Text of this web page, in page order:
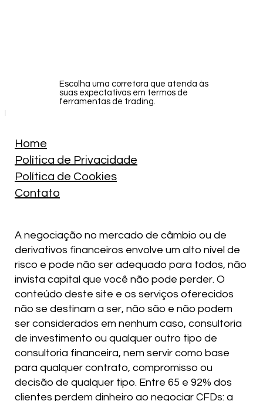
Escolha uma corretora que atenda às
suas expectativas em termos de
ferramentas de trading.
Home
Política de Privacidade
Política de Cookies
Contato
A negociação no mercado de câmbio ou de
derivativos financeiros envolve um alto nível de
risco e pode não ser adequado para todos, não
invista capital que você não pode perder. O
conteúdo deste site e os serviços oferecidos
não se destinam a ser, não são e não podem
ser considerados em nenhum caso, consultoria
de investimento ou qualquer outro tipo de
consultoria financeira, nem servir como base
para qualquer contrato, compromisso ou
decisão de qualquer tipo. Entre 65 e 92% dos
clientes perdem dinheiro ao negociar CFDs: a